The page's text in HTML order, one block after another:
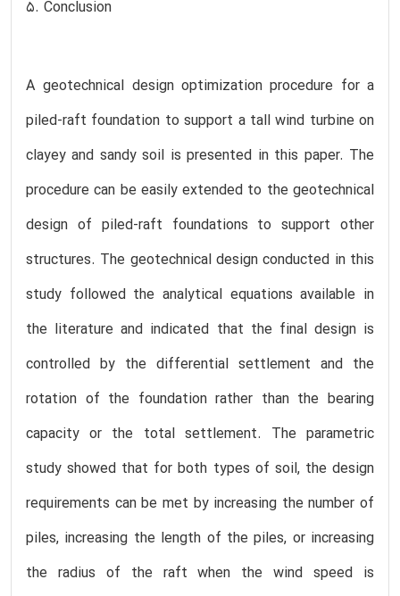
5. Conclusion
A geotechnical design optimization procedure for a
piled-raft foundation to support a tall wind turbine on
clayey and sandy soil is presented in this paper. The
procedure can be easily extended to the geotechnical
design of piled-raft foundations to support other
structures. The geotechnical design conducted in this
study followed the analytical equations available in
the literature and indicated that the final design is
controlled by the differential settlement and the
rotation of the foundation rather than the bearing
capacity or the total settlement. The parametric
study showed that for both types of soil, the design
requirements can be met by increasing the number of
piles, increasing the length of the piles, or increasing
the radius of the raft when the wind speed is